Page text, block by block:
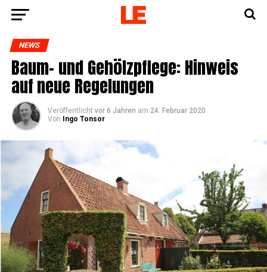
NEWS
Baum- und Gehölz­pfle­ge: Hin­weis
auf neue Regelungen
Veröffentlicht vor 6 Jahren am 24. Februar 2020
Von
Ingo Tonsor